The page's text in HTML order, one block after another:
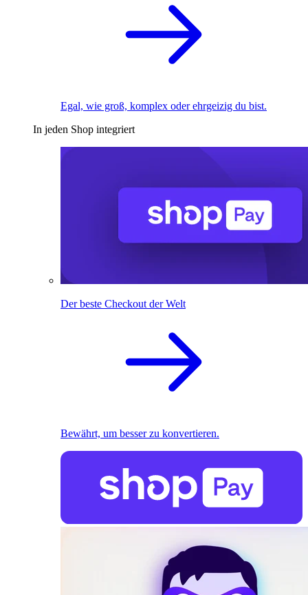
Egal, wie groß, komplex oder ehrgeizig du bist.
In jeden Shop integriert
Der beste Checkout der Welt
Bewährt, um besser zu konvertieren.